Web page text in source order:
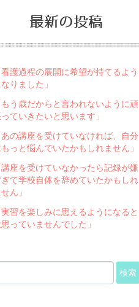
最新の投稿
看護過程の展開に希望が持てるよう
りました」
もう歳だからと言われないように頑
ていきたいと思います」
あの講座を受けていなければ、自分
っと悩んでいたかもしれません」
講座を受けていなかったら記録が嫌
て学校自体を辞めていたかもしれ
ん」
実習を楽しみに思えるようになると
っていませんでした」